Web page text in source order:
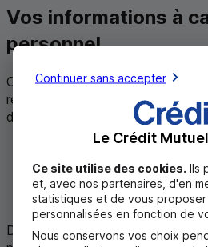
Vos informations à
personnel
Cela va sans dire, votre dossier
refléter votre situation familiale.
demandés :
un justificatif d’identité:
ou passeport ;
un justificatif de domicile:
facture d’eau, d’électricité
Dans le cas où vous êtes logé
Continuer sans accepter
Le Crédit
Ce site utilise des cookies. Ils
et, avec nos partenaires, d'en
statistiques et de vous
personnalisées en fonction de
Nous conservons vos choix